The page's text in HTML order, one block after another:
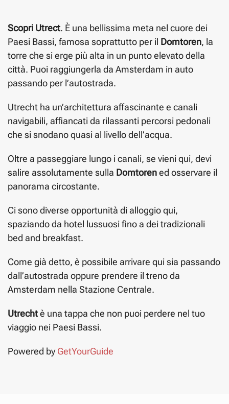
Scopri Utrect. È una bellissima meta nel cuore dei
Paesi Bassi, famosa soprattutto per il Domtoren, la
torre che si erge più alta in un punto elevato della
città. Puoi raggiungerla da Amsterdam in auto
passando per l’autostrada.
Utrecht ha un’architettura affascinante e canali
navigabili, affiancati da rilassanti percorsi pedonali
che si snodano quasi al livello dell’acqua.
Oltre a passeggiare lungo i canali, se vieni qui, devi
salire assolutamente sulla Domtorened osservare il
panorama circostante.
Ci sono diverse opportunità di alloggio qui,
spaziando da hotel lussuosi fino a dei tradizionali
bed and breakfast.
Come già detto, è possibile arrivare qui sia passando
dall’autostrada oppure prendere il treno da
Amsterdam nella Stazione Centrale.
Utrechtè una tappa che non puoi perdere nel tuo
viaggio nei Paesi Bassi.
Powered by GetYourGuide